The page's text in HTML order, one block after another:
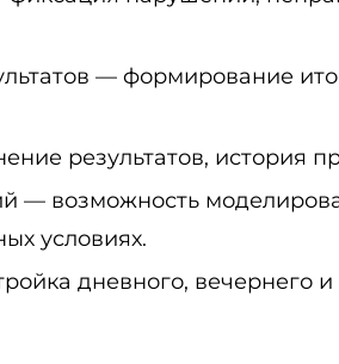
— формирование
результатов, история
— возможность
условиях.
дневного, вечернего